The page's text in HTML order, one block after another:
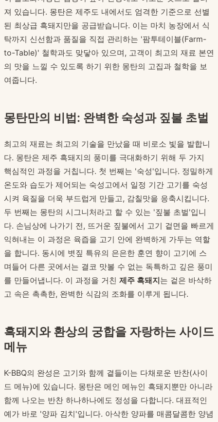
져 있습니다. 몽탄은 제주도 내에서도 엄격한 기준으로 선별
된 최상급 흑돼지만을 공급받습니다. 이는 마치 농장에서 식
탁까지 신선함과 품질을 직접 관리하는 '팜투테이블(Farm-
to-Table)' 철학과도 맞닿아 있으며, 고객이 최고의 재료 본연
의 맛을 느낄 수 있도록 하기 위한 몽탄의 고집과 철학을 보
여줍니다.
몽탄만의 비법: 완벽한 숙성과 짚불 초벌
최고의 재료는 최고의 기술을 만났을 때 비로소 빛을 발합니
다. 몽탄은 제주 흑돼지의 풍미를 극대화하기 위해 두 가지
핵심적인 과정을 거칩니다. 첫 번째는 '숙성'입니다. 정밀하게
온도와 습도가 제어되는 숙성고에서 일정 기간 고기를 숙성
시켜 육질을 더욱 부드럽게 만들고, 감칠맛을 응축시킵니다.
두 번째는 몽탄의 시그니처라고 할 수 있는 '짚불 초벌'입니
다. 손님상에 나가기 전, 뜨거운 짚불에서 고기 겉면을 빠르게
익혀내는 이 과정은 육즙을 고기 안에 완벽하게 가두는 역할
을 합니다. 동시에 볏짚 특유의 은은한 훈연 향이 고기에 스
며들어 다른 곳에서는 결코 맛볼 수 없는 독특하고 깊은 풍미
를 만들어냅니다. 이 과정을 거친 제주 흑돼지는 겉은 바삭하
고 속은 촉촉한, 완벽한 식감의 조화를 이루게 됩니다.
흑돼지와 환상의 궁합을 자랑하는 사이드
메뉴
K-BBQ의 완성은 고기와 함께 곁들이는 다채로운 반찬(사이
드 메뉴)에 있습니다. 몽탄은 메인 메뉴인 흑돼지뿐만 아니라
함께 나오는 반찬 하나하나에도 정성을 다합니다. 대표적인
예가 바로 '양파 김치'입니다. 아삭한 양파를 매콤달콤한 양념